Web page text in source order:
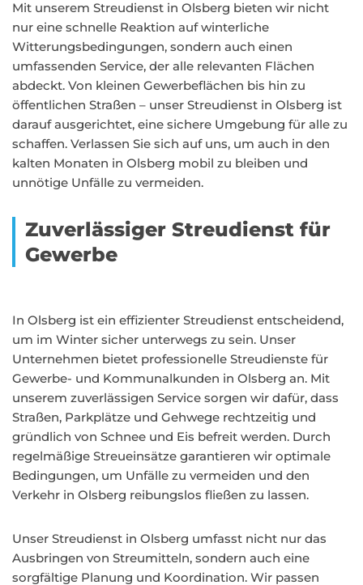
Mit unserem Streudienst in Olsberg bieten wir nicht
nur eine schnelle Reaktion auf winterliche
Witterungsbedingungen, sondern auch einen
umfassenden Service, der alle relevanten Flächen
abdeckt. Von kleinen Gewerbeflächen bis hin zu
öffentlichen Straßen – unser Streudienst in Olsberg ist
darauf ausgerichtet, eine sichere Umgebung für alle zu
schaffen. Verlassen Sie sich auf uns, um auch in den
kalten Monaten in Olsberg mobil zu bleiben und
unnötige Unfälle zu vermeiden.
Zuverlässiger Streudienst für
Gewerbe
In Olsberg ist ein effizienter Streudienst entscheidend,
um im Winter sicher unterwegs zu sein. Unser
Unternehmen bietet professionelle Streudienste für
Gewerbe- und Kommunalkunden in Olsberg an. Mit
unserem zuverlässigen Service sorgen wir dafür, dass
Straßen, Parkplätze und Gehwege rechtzeitig und
gründlich von Schnee und Eis befreit werden. Durch
regelmäßige Streueinsätze garantieren wir optimale
Bedingungen, um Unfälle zu vermeiden und den
Verkehr in Olsberg reibungslos fließen zu lassen.
Unser Streudienst in Olsberg umfasst nicht nur das
Ausbringen von Streumitteln, sondern auch eine
sorgfältige Planung und Koordination. Wir passen